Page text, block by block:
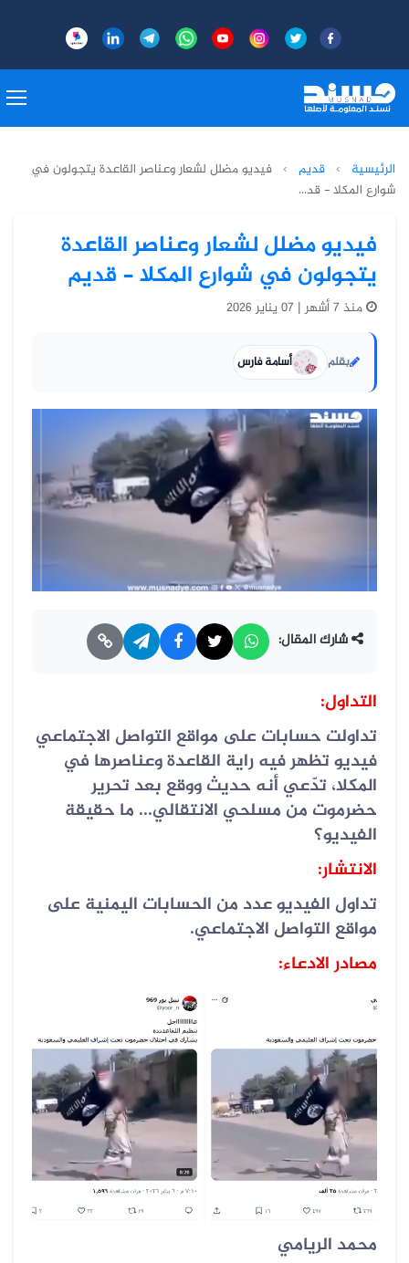
الرئيسية › قديم › فيديو مضلل لشعار وعناصر القاعدة يتجولون في
شوارع المكلا - قد...
فيديو مضلل لشعار وعناصر القاعدة
يتجولون في شوارع المكلا - قديم
منذ 7 أشهر | 07 يناير 2026
بقلم أسامة فارس
شارك المقال:
التداول:
تداولت حسابات على مواقع التواصل الاجتماعي
فيديو تظهر فيه راية القاعدة وعناصرها في
المكلا، تدّعي أنه حديث ووقع بعد تحرير
حضرموت من مسلحي الانتقالي... ما حقيقة
الفيديو؟
الانتشار:
تداول الفيديو عدد من الحسابات اليمنية على
مواقع التواصل الاجتماعي.
مصادر الادعاء:
محمد الريامي